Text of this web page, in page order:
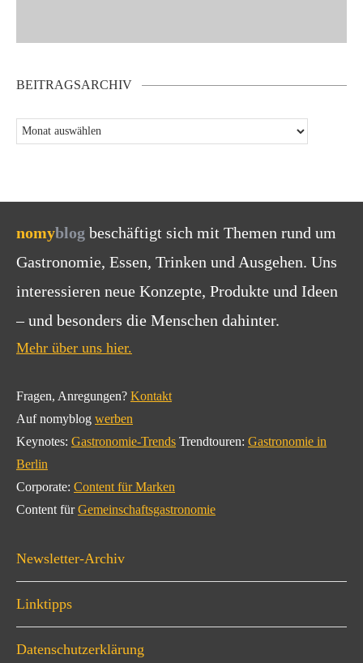
BEITRAGSARCHIV
nomyblog beschäftigt sich mit Themen rund um
Gastronomie, Essen, Trinken und Ausgehen. Uns
interessieren neue Konzepte, Produkte und Ideen
– und besonders die Menschen dahinter.
Mehr über uns hier.
Fragen, Anregungen? Kontakt
Auf nomyblog werben
Keynotes: Gastronomie-Trends Trendtouren: Gastronomie in
Berlin
Corporate: Content für Marken
Content fürGemeinschaftsgastronomie
Newsletter-Archiv
Linktipps
Datenschutzerklärung